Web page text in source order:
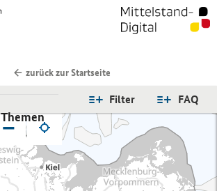
zurück zur Startseite
FAQ
Filter
Themen
−